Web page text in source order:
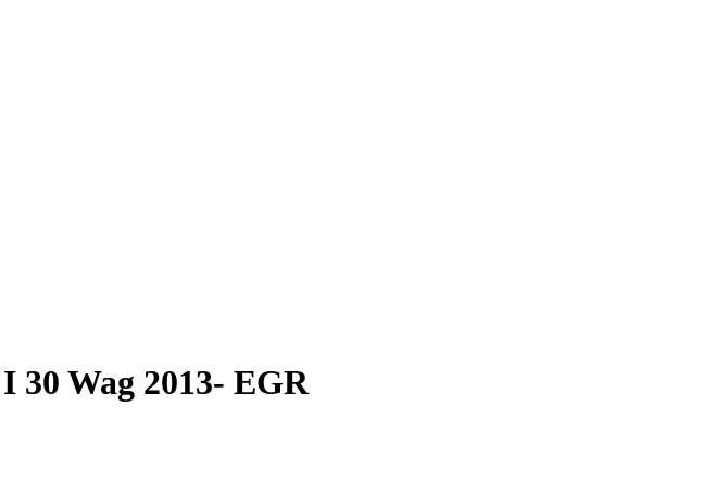
Wag 2013- EGR